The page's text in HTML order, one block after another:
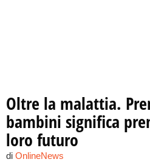
Oltre la malattia.
bambini significa
loro futuro
di OnlineNews